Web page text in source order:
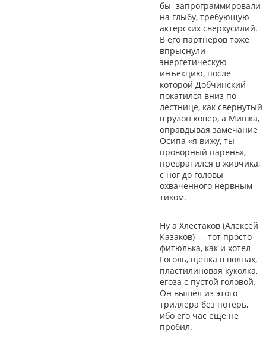
бы запрограммировали
на глыбу, требующую
актерских сверхусилий.
В его партнеров тоже
впрыснули
энергетическую
инъекцию, после
которой Добчинский
покатился вниз по
лестнице, как свернутый
в рулон ковер, а Мишка,
оправдывая замечание
Осипа «я вижу, ты
проворный парень»,
превратился в живчика,
с ног до головы
охваченного нервным
тиком.
Ну а Хлестаков (Алексей
Казаков) — тот просто
фитюлька, как и хотел
Гоголь, щепка в волнах,
пластилиновая куколка,
егоза с пустой головой.
Он вышел из этого
триллера без потерь,
ибо его час еще не
пробил.